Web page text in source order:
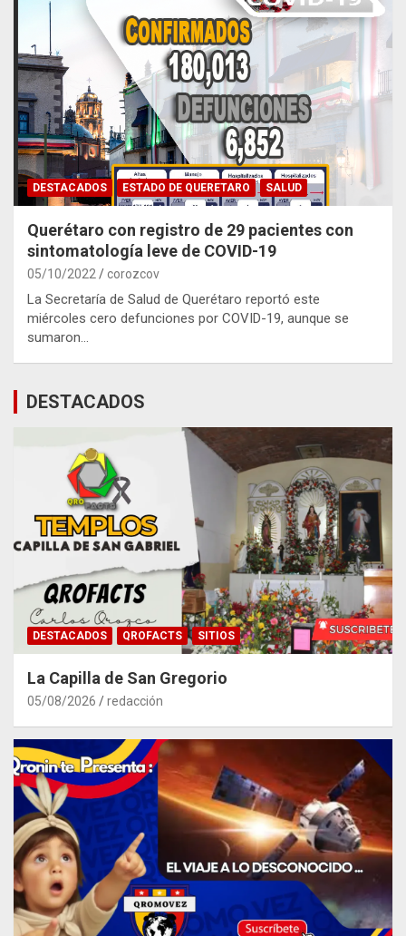
DESTACADOS ESTADO DE QUERETARO SALUD
Querétaro con registro de 29 pacientes con
sintomatología leve de COVID-19
05/10/2022 corozcov
La Secretaría de Salud de Querétaro reportó este
miércoles cero defunciones por COVID-19, aunque se
sumaron…
DESTACADOS
DESTACADOS QROFACTS SITIOS
La Capilla de San Gregorio
05/08/2026 redacción